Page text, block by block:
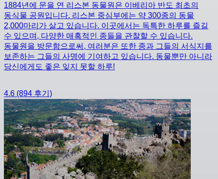
1884년에 문을 연 리스본 동물원은 이베리아 반도 최초의
동식물 공원입니다. 리스본 중심부에는 약 300종의 동물
2,000마리가 살고 있습니다. 이곳에서는 독특한 하루를 즐길
수 있으며, 다양한 매혹적인 종들을 관찰할 수 있습니다.
동물원을 방문함으로써, 여러분은 또한 종과 그들의 서식지를
보존하는 그들의 사명에 기여하고 있습니다. 동물뿐만 아니라
당신에게도 좋은 잊지 못할 하루!
4.6 (894 후기)